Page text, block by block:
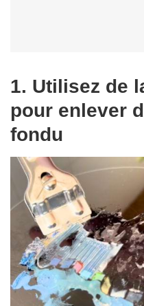
1. Utilisez de
pour enlever
fondu